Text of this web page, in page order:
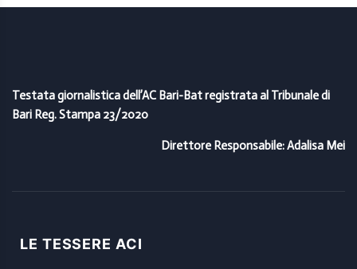
Testata giornalistica dell’AC Bari-Bat registrata al Tribunale di
Bari Reg. Stampa 23/2020
Direttore Responsabile: Adalisa Mei
LE TESSERE ACI